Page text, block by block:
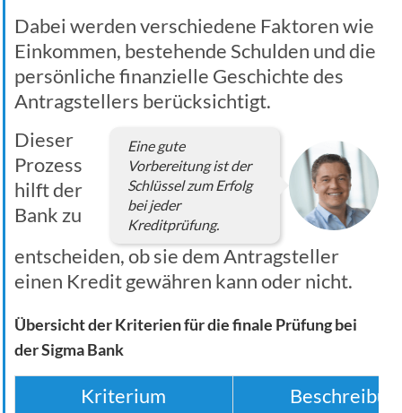
Dabei werden verschiedene Faktoren wie
Einkommen, bestehende Schulden und die
persönliche finanzielle Geschichte des
Antragstellers berücksichtigt.
Eine gute
Vorbereitung ist der
Schlüssel zum Erfolg
bei jeder
Kreditprüfung.
Dieser
Prozess
hilft der
Bank zu
entscheiden, ob sie dem Antragsteller
einen Kredit gewähren kann oder nicht.
Übersicht der Kriterien für die finale Prüfung bei
der Sigma Bank
Kriterium